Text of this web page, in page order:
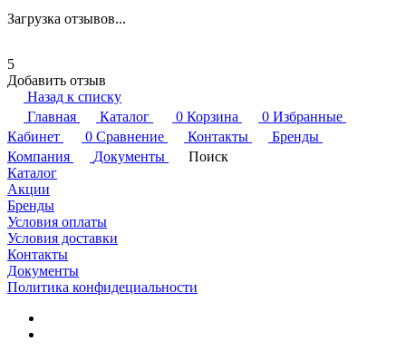
Загрузка отзывов...
5
Добавить отзыв
Назад к списку
Главная
Каталог 0 Корзина 0 Избранные
Кабинет
0 Сравнение Контакты
Бренды
Компания
Документы
Поиск
Каталог
Акции
Бренды
Условия оплаты
Условия доставки
Контакты
Документы
Политика конфидециальности